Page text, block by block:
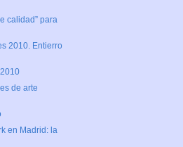
calidad” para
2010. Entierro
de arte
en Madrid: la